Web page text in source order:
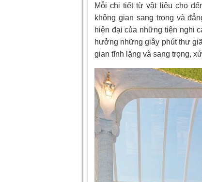
Mỗi chi tiết từ vật liệu cho
không gian sang trọng và
hiện đại của những tiện nghi
hưởng những giây phút thư
gian tĩnh lặng và sang trọng,